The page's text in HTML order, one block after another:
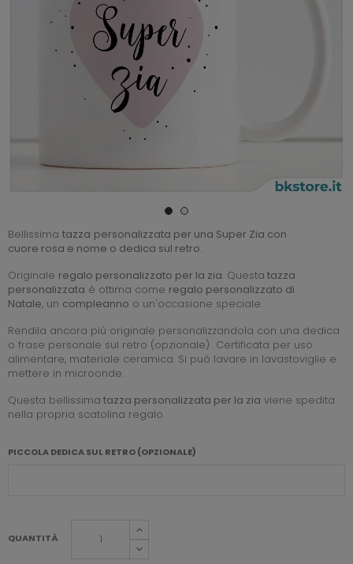
Bellissima tazza personalizzata per una Super Zia con
cuore rosa e nome o dedica sul retro.
Originale regalo personalizzato per la zia. Questa tazza
personalizzata è ottima come regalo personalizzato di
Natale, un compleanno o un'occasione speciale.
Rendila ancora più originale personalizzandola con una dedica
o frase personale sul retro (opzionale) Certificata per uso
alimentare, materiale ceramica. Si può lavare in lavastoviglie e
mettere in microonde.
Questa bellissima tazza personalizzata per la zia viene spedita
nella propria scatolina regalo.
PICCOLA DEDICA SUL RETRO (OPZIONALE)
QUANTITÀ